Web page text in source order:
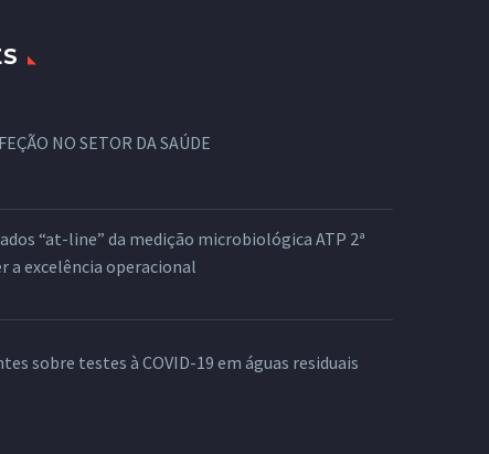
NO SETOR DA SAÚDE
“at-line” da medição microbiológica ATP 2ª
a excelência operacional
sobre testes à COVID-19 em águas residuais